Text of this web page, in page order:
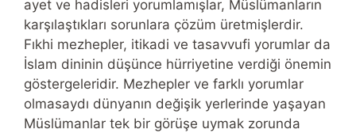
ayet ve hadisleri yorumlamışlar, Müslümanların
karşılaştıkları sorunlara çözüm üretmişlerdir.
Fıkhi mezhepler, itikadi ve tasavvufi yorumlar da
İslam dininin düşünce hürriyetine verdiği önemin
göstergeleridir. Mezhepler ve farklı yorumlar
olmasaydı dünyanın değişik yerlerinde yaşayan
Müslümanlar tek bir görüşe uymak zorunda